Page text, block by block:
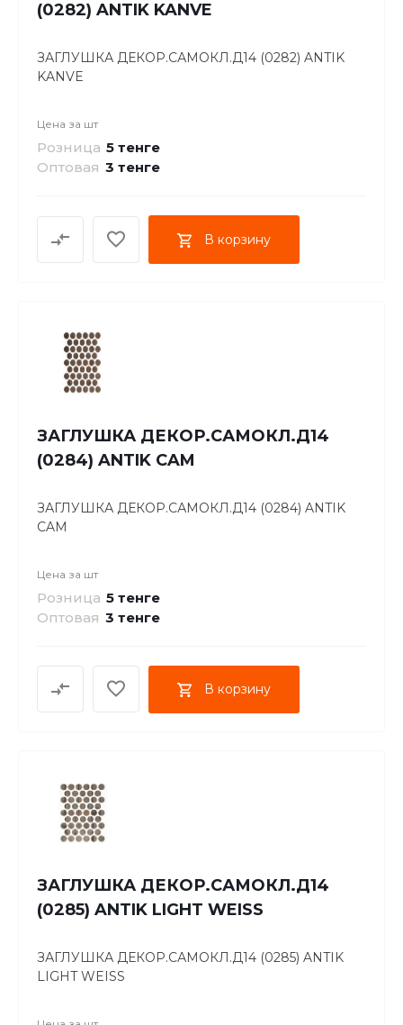
(0282) ANTIK KANVE
ЗАГЛУШКА ДЕКОР.САМОКЛ.Д14 (0282) ANTIK
KANVE
Цена за шт
Розница 5 тенге
Оптовая 3 тенге
В корзину
ЗАГЛУШКА ДЕКОР.САМОКЛ.Д14
(0284) ANTIK CAM
ЗАГЛУШКА ДЕКОР.САМОКЛ.Д14 (0284) ANTIK
CAM
Цена за шт
Розница 5 тенге
Оптовая 3 тенге
В корзину
ЗАГЛУШКА ДЕКОР.САМОКЛ.Д14
(0285) ANTIK LIGHT WEISS
ЗАГЛУШКА ДЕКОР.САМОКЛ.Д14 (0285) ANTIK
LIGHT WEISS